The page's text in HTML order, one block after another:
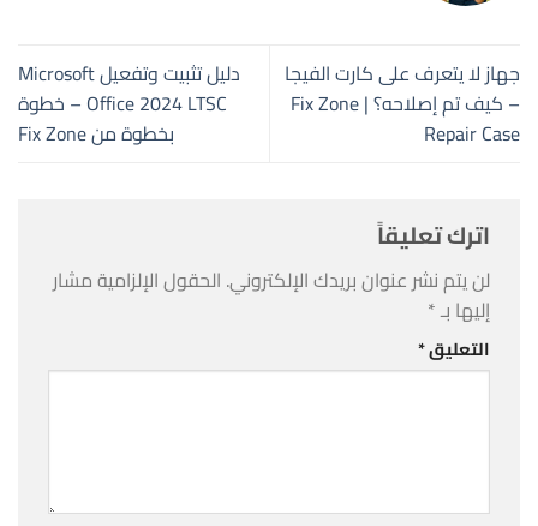
جهاز لا يتعرف على كارت الفيجا
– كيف تم إصلاحه؟ | Fix Zone
Repair Case
دليل تثبيت وتفعيل Microsoft
Office 2024 LTSC – خطوة
بخطوة من Fix Zone
اترك تعليقاً
لن يتم نشر عنوان بريدك الإلكتروني. الحقول الإلزامية مشار
إليها بـ*
التعليق*